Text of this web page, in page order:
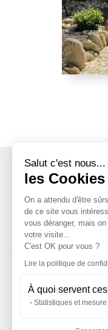
Salut c'est nous...
les Cookies
On a attendu d'être
de ce site vous
vous déranger, mais
votre visite...
C'est OK pour vous ?
Lire la politique de
À quoi servent
Statistiques et